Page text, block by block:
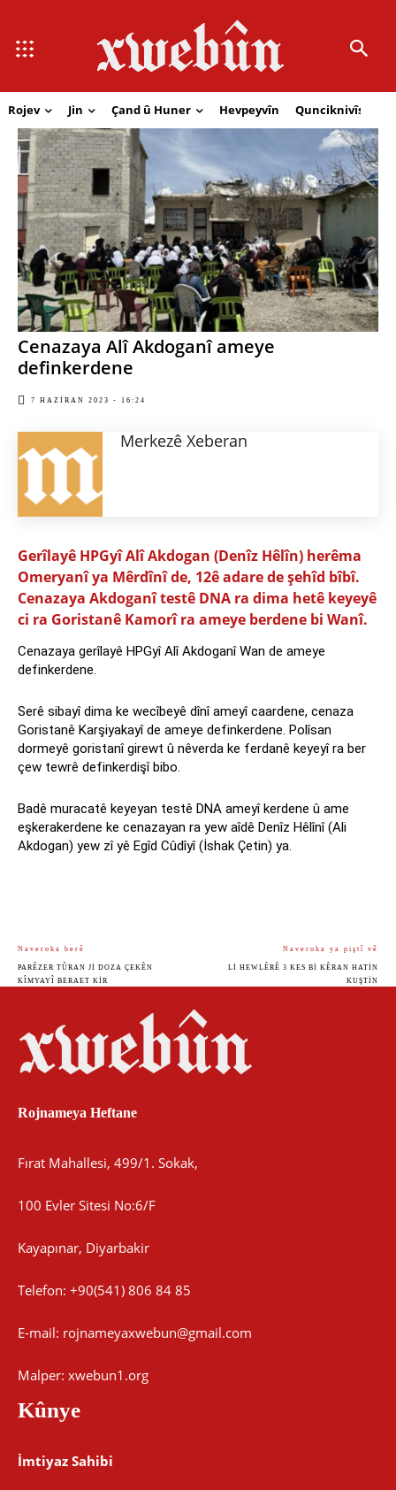
Rojev Jin Çand û Huner Hevpeyvîn Qunciknivîs
Cenazaya Alî Akdoganî ameye
definkerdene
7 HAZIRAN 2023 - 16:24
Merkezê Xeberan
Gerîlayê HPGyî Alî Akdogan (Denîz Hêlîn) herêma
Omeryanî ya Mêrdînî de, 12ê adare de şehîd bîbî.
Cenazaya Akdoganî testê DNA ra dima hetê keyeyê
ci ra Goristanê Kamorî ra ameye berdene bi Wanî.
Cenazaya gerîlayê HPGyî Alî Akdoganî Wan de ameye
definkerdene.
Serê sibayî dima ke wecîbeyê dînî ameyî caardene, cenaza
Goristanê Karşiyakayî de ameye definkerdene. Polîsan
dormeyê goristanî girewt û nêverda ke ferdanê keyeyî ra ber
çew tewrê definkerdişî bibo.
Badê muracatê keyeyan testê DNA ameyî kerdene û ame
eşkerakerdene ke cenazayan ra yew aîdê Denîz Hêlînî (Ali
Akdogan) yew zî yê Egîd Cûdîyî (İshak Çetin) ya.
Naveroka berê
PARÊZER TÛRAN JI DOZA ÇEKÊN
KÎMYAYÎ BERAET KIR
Naveroka ya piştî vê
LI HEWLÊRÊ 3 KES BI KÊRAN HATIN
KUŞTIN
Rojnameya Heftane
Fırat Mahallesi, 499/1. Sokak,
100 Evler Sitesi No:6/F
Kayapınar, Diyarbakir
Telefon: +90(541) 806 84 85
E-mail: rojnameyaxwebun@gmail.com
Malper: xwebun1.org
Kûnye
İmtiyaz Sahibi